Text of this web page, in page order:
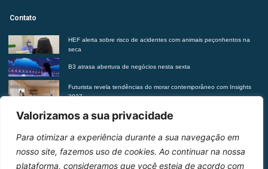
Valorizamos a sua privacidade
Para otimizar a experiência durante a sua navegação em
nosso site, fazemos uso de cookies. Ao continuar na nossa
plataforma, consideramos que você esteja de acordo com
Contato
HEF alerta sobre risco de acidentes com animais peçonhentos na
seca
B3 atrasa abertura de negócios nesta sexta
Futurista revela tendências do morar contemporâneo com Insights
2027
Suplementação de vitaminas sem orientação médica pode trazer
riscos à saúde, alerta Hetrin
Entre em contato